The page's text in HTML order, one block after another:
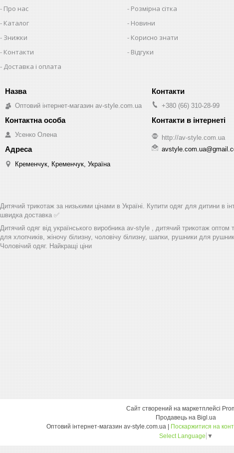
Про нас
Каталог
Знижки
Контакти
Доставка і оплата
Розмірна сітка
Новини
Корисно знати
Відгуки
Оптовий інтернет-магазин av-style.com.ua
Усенко Олена
Кременчук, Кременчук, Україна
+380 (66) 310-28-99
http://av-style.com.ua
Дитячий трикотаж за низькими цінами в Україні. Купити одяг для дитини
швидка доставка ✅
Дитячий одяг від українського виробника av-style , дитячий трикотаж
для хлопчиків, жіночу білизну, чоловічу білизну, шапки, рушники для
Чоловічий одяг. Найкращі ціни
Сайт створений на маркетплейсі
Продавець на Bigl.ua
Оптовий інтернет-магазин av-style.com.ua | Поскаржитися на
Select Language ▼